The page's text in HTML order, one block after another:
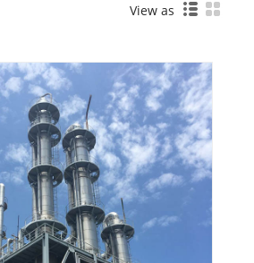
View as